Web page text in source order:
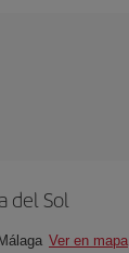
del Sol
Málaga Ver en mapa